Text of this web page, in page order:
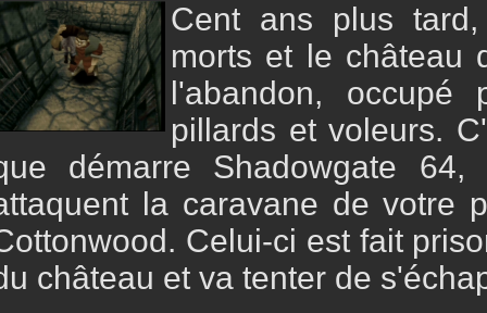
Cent ans plus
morts et le château
l'abandon,
pillards et voleurs.
démarre Shadowgate 64,
la caravane de votre
Celui-ci est fait
château et va tenter de